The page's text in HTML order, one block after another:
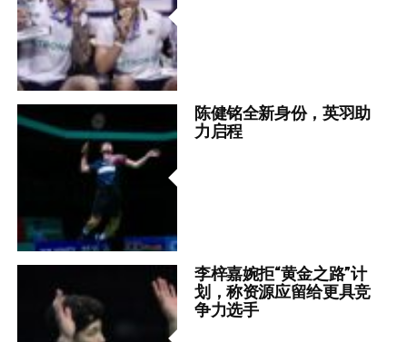
陈健铭全新身份，英羽助
力启程
李梓嘉婉拒“黄金之路”计
划，称资源应留给更具竞
争力选手